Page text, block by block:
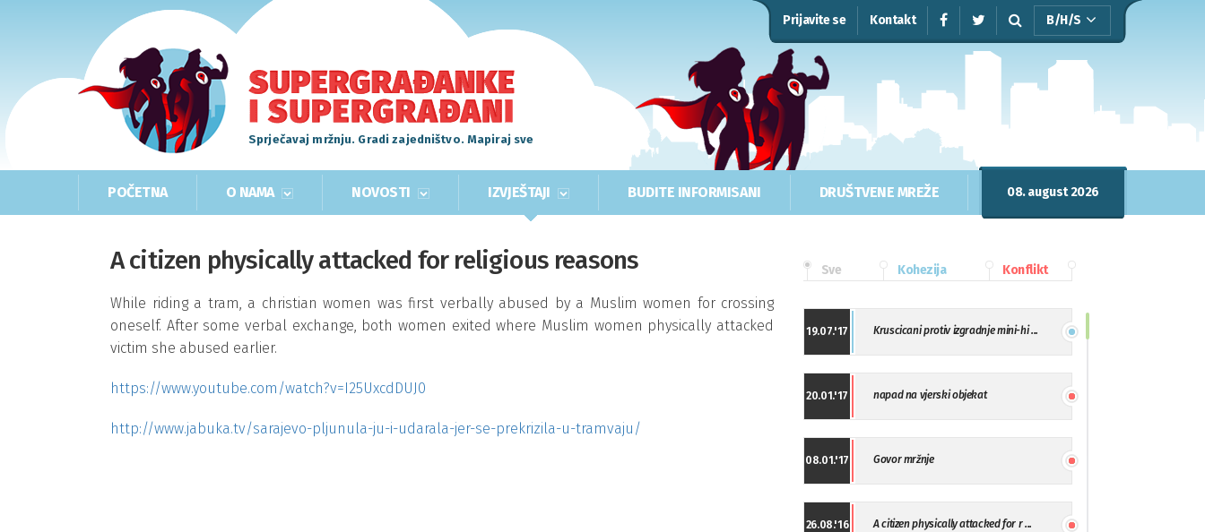
Prijavite se Kontakt B/H/S
Sprječavaj mržnju. Gradi zajedništvo. Mapiraj sve
POČETNA O NAMA NOVOSTI IZVJEŠTAJI BUDITE INFORMISANI DRUŠTVENE MREŽE 08. august 2026
A citizen physically attacked for religious reasons
While riding a tram, a christian women was first verbally abused by a Muslim women for crossing
oneself. After some verbal exchange, both women exited where Muslim women physically attacked
victim she abused earlier.
https://www.youtube.com/watch?v=I25UxcdDUJ0
http://www.jabuka.tv/sarajevo-pljunula-ju-i-udarala-jer-se-prekrizila-u-tramvaju/
Sve Kohezija Konflikt
19.07.'17 Kruscicani protiv izgradnje mini-hi ...
20.01.'17 napad na vjerski objekat
08.01.'17 Govor mržnje
26.08.'16 A citizen physically attacked for r ...